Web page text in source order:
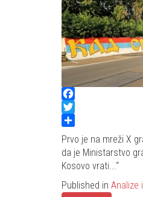
Facebook
Twitter
Share
Prvo je na mreži X
da je Ministarstvo
Kosovo vrati...“
Published in Analize